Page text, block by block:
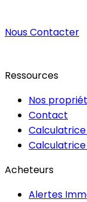
Nous Contacter
Ressources
Nos
Contact
Acheteurs
Alertes